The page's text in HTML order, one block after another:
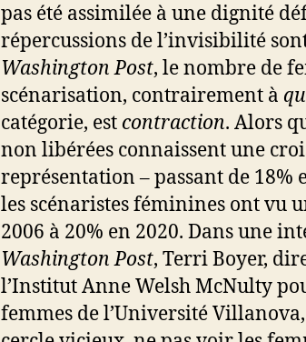
pas été assimilée à une dignité
répercussions de l’invisibilité
Washington Post, le nombre de
scénarisation, contrairement à
catégorie, est contraction. Alors
non libérées connaissent une
représentation – passant de 18%
les scénaristes féminines ont vu
2006 à 20% en 2020. Dans une
Washington Post, Terri Boyer,
l’Institut Anne Welsh McNulty
femmes de l’Université Villanova,